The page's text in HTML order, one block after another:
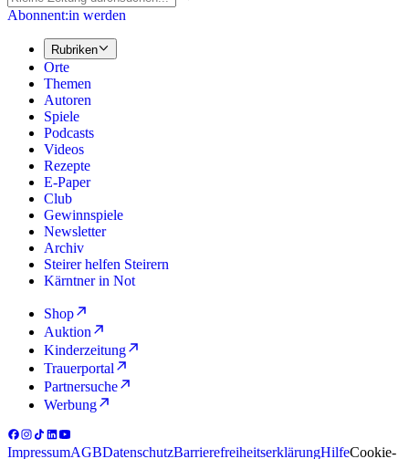
Abonnent:in werden
Rubriken
Orte
Themen
Autoren
Spiele
Podcasts
Videos
Rezepte
E-Paper
Club
Gewinnspiele
Newsletter
Archiv
Steirer helfen Steirern
Kärntner in Not
Shop
Auktion
Kinderzeitung
Trauerportal
Partnersuche
Werbung
ImpressumAGBDatenschutzBarrierefreiheitserklärungHilfeCookie-